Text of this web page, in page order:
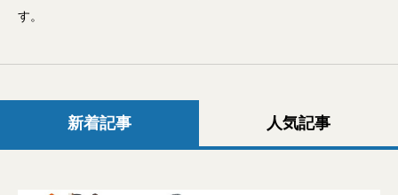
す。
新着記事 人気記事